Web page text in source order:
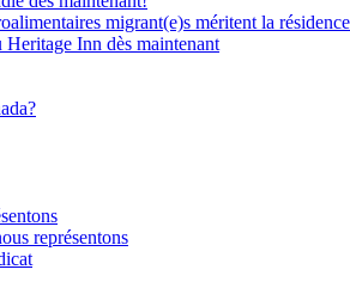
migrant(e)s méritent la
Inn dès maintenant
représentons